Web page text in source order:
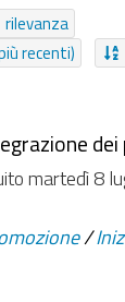
Collezione
Cartella
DA
rilevanza
recenti)
martedì 8
/